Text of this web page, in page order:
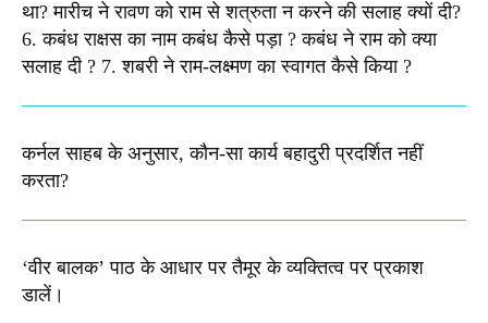
था? मारीच ने रावण को राम से शत्रुता न करने की सलाह क्यों दी?
6. कबंध राक्षस का नाम कबंध कैसे पड़ा ? कबंध ने राम को क्या
सलाह दी ? 7. शबरी ने राम-लक्ष्मण का स्वागत कैसे किया ?
कर्नल साहब के अनुसार, कौन-सा कार्य बहादुरी प्रदर्शित नहीं
करता?
‘वीर बालक’ पाठ के आधार पर तैमूर के व्यक्तित्व पर प्रकाश
डालें।